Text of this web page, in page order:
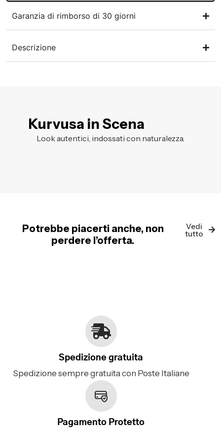
Garanzia di rimborso di 30 giorni
Descrizione
Kurvusa in Scena
Look autentici, indossati con naturalezza.
Potrebbe piacerti anche, non
perdere l’offerta.
Vedi
tutto
Spedizione gratuita
Spedizione sempre gratuita con Poste Italiane
Pagamento Protetto